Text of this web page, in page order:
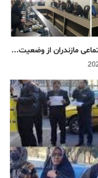
مازندران از وضعیت...